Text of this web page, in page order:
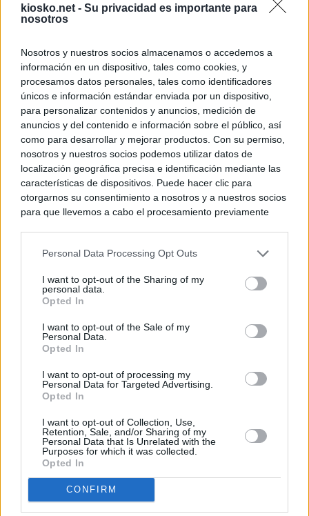
kiosko.net - Su privacidad es importante para
nosotros
Nosotros y nuestros socios almacenamos o accedemos a
información en un dispositivo, tales como cookies, y
procesamos datos personales, tales como identificadores
únicos e información estándar enviada por un dispositivo,
para personalizar contenidos y anuncios, medición de
anuncios y del contenido e información sobre el público, así
como para desarrollar y mejorar productos. Con su permiso,
nosotros y nuestros socios podemos utilizar datos de
localización geográfica precisa e identificación mediante las
características de dispositivos. Puede hacer clic para
otorgarnos su consentimiento a nosotros y a nuestros socios
para que llevemos a cabo el procesamiento previamente
negar su consentimiento. Tenga en cuenta que algún
de su consentimiento, pero usted tiene el derecho de
rechazar tal procesamiento. Sus preferencias se aplicarán
cualquier momento entrando de nuevo en este sitio web o
visitando nuestra política de privacidad.
Personal Data Processing Opt Outs
I want to opt-out of the Sharing of my
personal data.
Opted In
I want to opt-out of the Sale of my
Personal Data.
Opted In
I want to opt-out of processing my
Personal Data for Targeted Advertising.
Opted In
I want to opt-out of Collection, Use,
Retention, Sale, and/or Sharing of my
Personal Data that Is Unrelated with the
Purposes for which it was collected.
Opted In
CONFIRM